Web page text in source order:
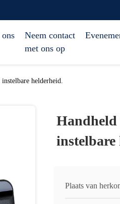
Neem contact
met ons op
helderheid.
Handheld
instelbare
Plaats van